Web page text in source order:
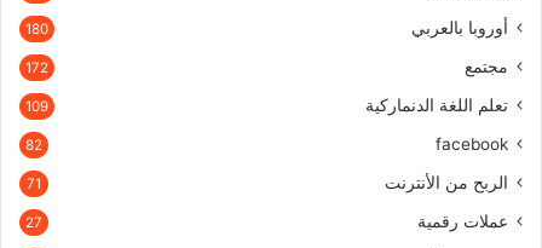
أوروبا بالعربي 180
مجتمع 172
تعلم اللغة الدنماركية 109
facebook
82
الربح من الأنترنت 71
عملات رقمية 27